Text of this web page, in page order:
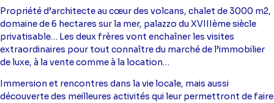
Propriété d’architecte au cœur des volcans, chalet de 3000 m2,
domaine de 6 hectares sur la mer, palazzo du XVIIIème siècle
privatisable… Les deux frères vont enchaîner les visites
extraordinaires pour tout connaître du marché de l’immobilier
de luxe, à la vente comme à la location…
Immersion et rencontres dans la vie locale, mais aussi
découverte des meilleures activités qui leur permettront de faire